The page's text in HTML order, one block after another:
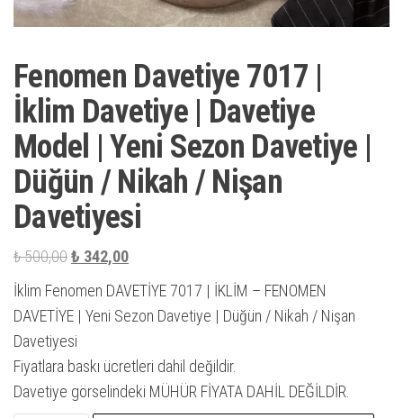
Fenomen Davetiye 7017 |
İklim Davetiye | Davetiye
Model | Yeni Sezon Davetiye |
Düğün / Nikah / Nişan
Davetiyesi
₺500,00Orijinal
₺ 500,00.
₺ 342,00Şu
andaki
İklim Fenomen DAVETİYE 7017 | İKLİM – FENOMEN
DAVETİYE | Yeni Sezon Davetiye | Düğün / Nikah / Nişan
Davetiyesi
Fiyatlara baskı ücretleri dahil değildir.
Davetiye görselindeki MÜHÜR FİYATA DAHİL DEĞİLDİR.